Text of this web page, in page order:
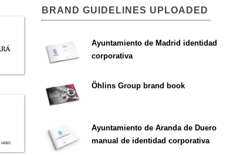
BRAND GUIDELINES UPLOADED
Ayuntamiento de Madrid identidad
corporativa
Öhlins Group brand book
Ayuntamiento de Aranda de Duero
manual de identidad corporativa